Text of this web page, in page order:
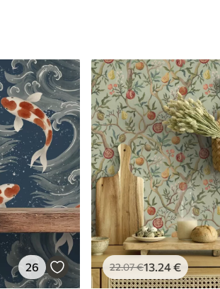
26 22.07€13.24€